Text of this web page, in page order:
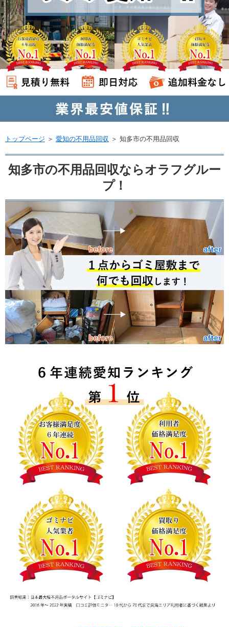
トップページ ＞ 愛知の不用品回収 ＞ 知多市の不用品回収
知多市の不用品回収ならオラフグルー
プ！